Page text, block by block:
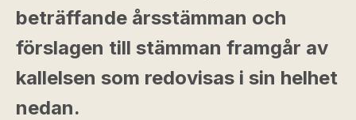
beträffande årsstämman och
förslagen till stämman framgår av
kallelsen som redovisas i sin helhet
nedan.